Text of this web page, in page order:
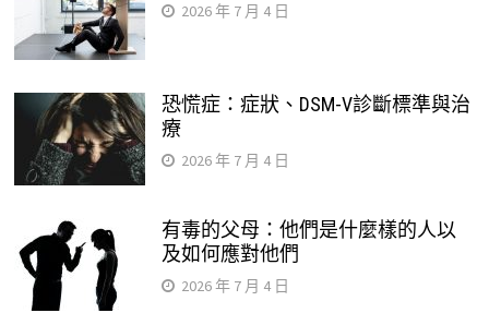
2026 年 7 月 4 日
恐慌症：症狀、DSM-V診斷標準與治
療
2026 年 7 月 4 日
有毒的父母：他們是什麼樣的人以
及如何應對他們
2026 年 7 月 4 日